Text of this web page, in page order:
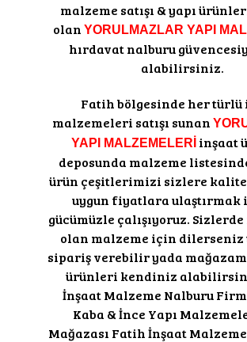
malzeme satışı & yapı
olan YORULMAZLAR YAPI
hırdavat nalburu
alabilirsiniz.
Fatih bölgesinde her türlü
malzemeleri satışı sunan
YAPI MALZEMELERİ inşaat
deposunda malzeme
ürün çeşitlerimizi sizlere
uygun fiyatlara ulaştırmak
gücümüzle çalışıyoruz.
olan malzeme için
sipariş verebilir yada
ürünleri kendiniz
İnşaat Malzeme Nalburu
Kaba & İnce Yapı
Mağazası Fatih İnşaat